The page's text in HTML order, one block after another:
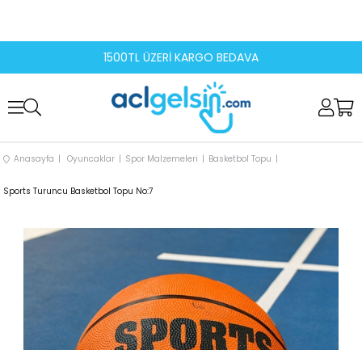
1500TL ÜZERİ KARGO BEDAVA
Anasayfa Oyuncaklar Spor Malzemeleri Basketbol Topu
Sports Turuncu Basketbol Topu No:7